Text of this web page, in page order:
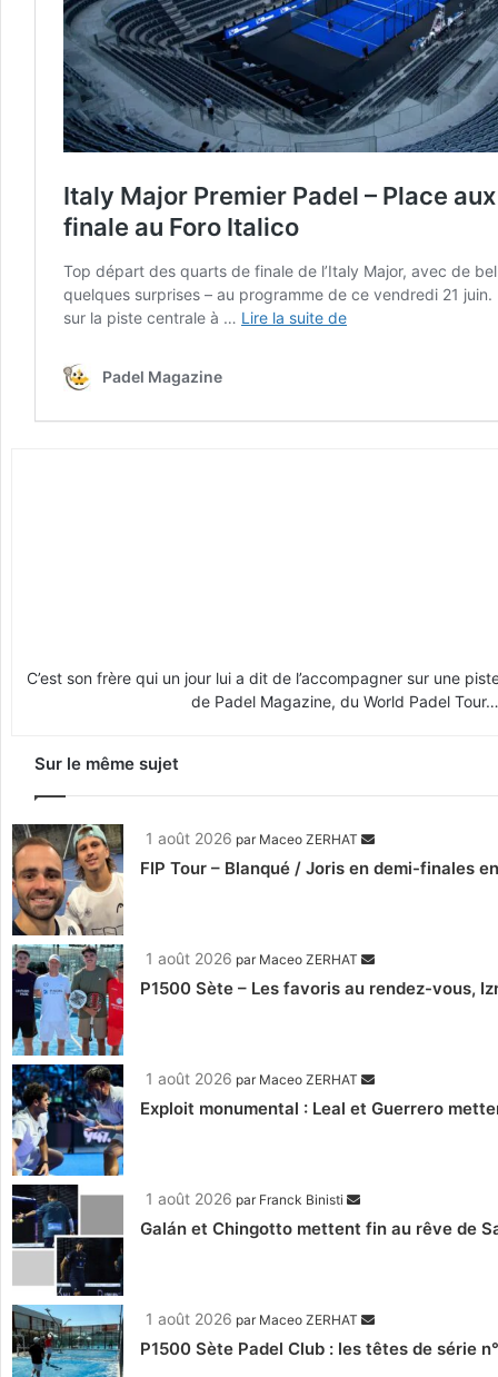
C’est son frère qui un jour lui a dit de l’accompagner sur une
de Padel Magazine, du World Padel
Sur le même sujet
1 août 2026 par Maceo ZERHAT
FIP Tour – Blanqué / Joris en demi-finales
1 août 2026 par Maceo ZERHAT
P1500 Sète – Les favoris au rendez-vous,
1 août 2026 par Maceo ZERHAT
Exploit monumental : Leal et Guerrero
1 août 2026 par Franck Binisti
Galán et Chingotto mettent fin au rêve de
1 août 2026 par Maceo ZERHAT
P1500 Sète Padel Club : les têtes de série